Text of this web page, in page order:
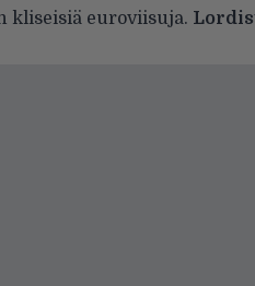
kliseisiä euroviisuja.